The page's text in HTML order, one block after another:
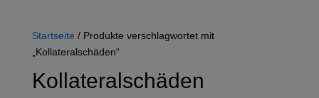
Startseite / Produkte verschlagwortet mit
„Kollateralschäden“
Kollateralschäden